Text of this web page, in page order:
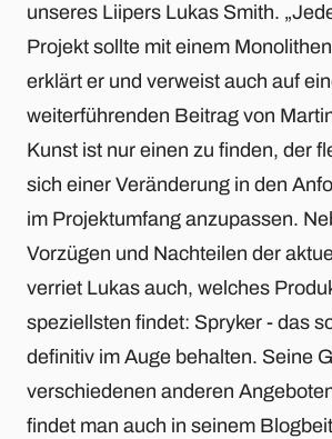
unseres Liipers Lukas Smith.
Projekt sollte mit einem
erklärt er und verweist auch auf
weiterführenden Beitrag von
Kunst ist nur einen zu finden, der
sich einer Veränderung in den
im Projektumfang anzupassen.
Vorzügen und Nachteilen der
verriet Lukas auch, welches
speziellsten findet: Spryker - das
definitiv im Auge behalten. Seine
verschiedenen anderen
findet man auch in seinem